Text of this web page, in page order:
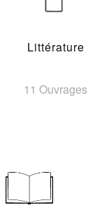
Littérature
11 Ouvrages